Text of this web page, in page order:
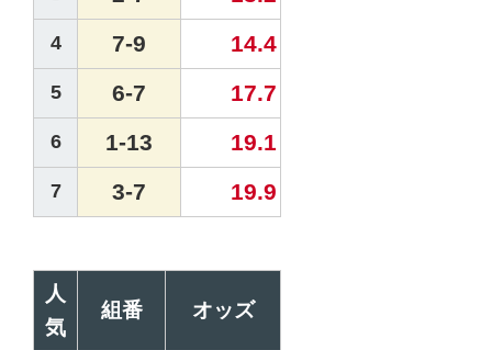
4 7-9 14.4
5 6-7 17.7
6 1-13 19.1
7 3-7 19.9
人
気
組番 オッズ